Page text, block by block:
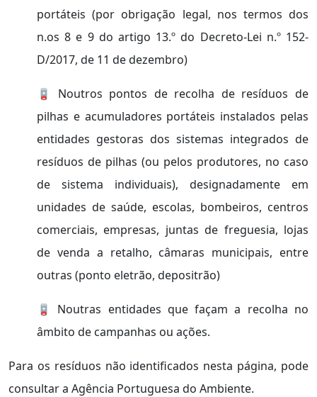
portáteis (por obrigação legal, nos termos dos
n.os 8 e 9 do artigo 13.º do Decreto-Lei n.º 152-
D/2017, de 11 de dezembro)
🪫 Noutros pontos de recolha de resíduos de
pilhas e acumuladores portáteis instalados pelas
entidades gestoras dos sistemas integrados de
resíduos de pilhas (ou pelos produtores, no caso
de sistema individuais), designadamente em
unidades de saúde, escolas, bombeiros, centros
comerciais, empresas, juntas de freguesia, lojas
de venda a retalho, câmaras municipais, entre
outras (ponto eletrão, depositrão)
🪫 Noutras entidades que façam a recolha no
âmbito de campanhas ou ações.
Para os resíduos não identificados nesta página, pode
consultar a Agência Portuguesa do Ambiente.